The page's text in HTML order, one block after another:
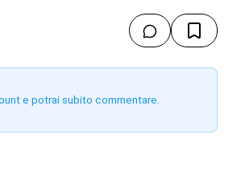
e potrai subito commentare.